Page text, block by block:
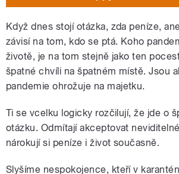
​Když dnes stojí otázka, zda peníze,
závisí na tom, kdo se ptá. Koho
životě, je na tom stejně jako ten
špatné chvíli na špatném místě. Jsou
pandemie ohrožuje na majetku.
Ti se vcelku logicky rozčilují, že jde o
otázku. Odmítají akceptovat
nárokují si peníze i život současně.
​Slyšíme nespokojence, kteří v